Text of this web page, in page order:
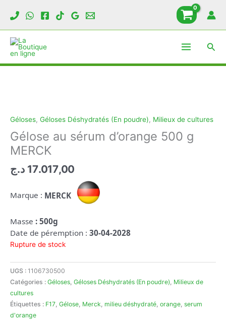
Géloses, Géloses Déshydratés (En poudre), Milieux de cultures
Gélose au sérum d’orange 500 g
MERCK
17.017,00 د.ج
Marque : MERCK
Masse : 500g
Date de péremption : 30-04-2028
Rupture de stock
UGS : 1106730500
Catégories : Géloses Géloses Déshydratés (En poudre) Milieux de
cultures
Étiquettes : F17 Gélose Merck milieu déshydraté orange serum
d'orange